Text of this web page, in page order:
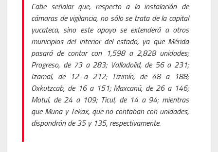
Cabe señalar que, respecto a la instalación de
cámaras de vigilancia, no sólo se trata de la capital
yucateca, sino este apoyo se extenderá a otros
municipios del interior del estado, ya que Mérida
pasará de contar con 1,598 a 2,828 unidades;
Progreso, de 73 a 283; Valladolid, de 56 a 231;
Izamal, de 12 a 212; Tizimín, de 48 a 188;
Oxkutzcab, de 16 a 151; Maxcanú, de 26 a 146;
Motul, de 24 a 109; Ticul, de 14 a 94; mientras
que Muna y Tekax, que no contaban con unidades,
dispondrán de 35 y 135, respectivamente.